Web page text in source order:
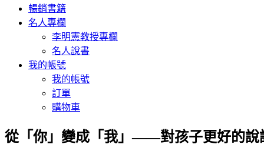
暢銷書籍
名人專欄
李明憲教授專欄
名人說書
我的帳號
我的帳號
訂單
購物車
從「你」變成「我」——對孩子更好的說